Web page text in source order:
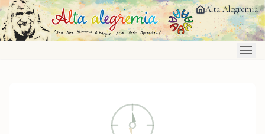
Saltar al contenido principal Alta Alegremia